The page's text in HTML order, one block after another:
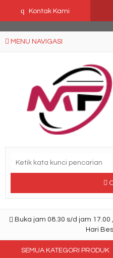
q Kontak Kami
MENU NAVIGASI
Buka jam 08.30 s/d jam 17.00
Hari
SEMUA KATEGORI PRODUK